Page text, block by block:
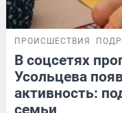
ПРОИСШЕСТВИЯ
В соцсетях
Усольцева
активность:
семьи